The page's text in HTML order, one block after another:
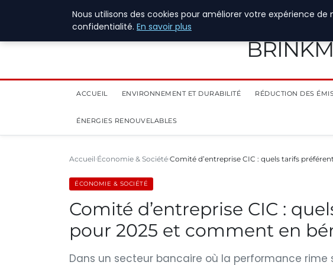
28 juillet 2026
ACCUEIL ENVIRONNEMENT ET DURABILITÉ RÉDUCTION DES
ÉNERGIES RENOUVELABLES
Accueil Économie & Société Comité d’entreprise CIC : quels tarifs
ÉCONOMIE & SOCIÉTÉ
Comité d’entreprise CIC :
pour 2025 et comment en
Dans un secteur bancaire où la performance rime
Nous utilisons des cookies pour améliorer votre expérience
confidentialité. En savoir plus